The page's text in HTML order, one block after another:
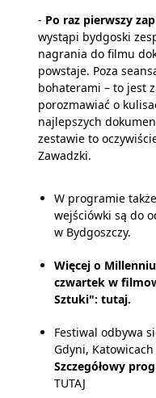
- Po raz pierwszy
wystąpi bydgoski
nagrania do filmu
powstaje. Poza
bohaterami – to jest
porozmawiać o
najlepszych
zestawie to
Zawadzki.
W programie
wejściówki są do
w Bydgoszczy.
Więcej o
czwartek w
Sztuki": tutaj.
Festiwal odbywa
Gdyni,
Szczegółowy
TUTAJ